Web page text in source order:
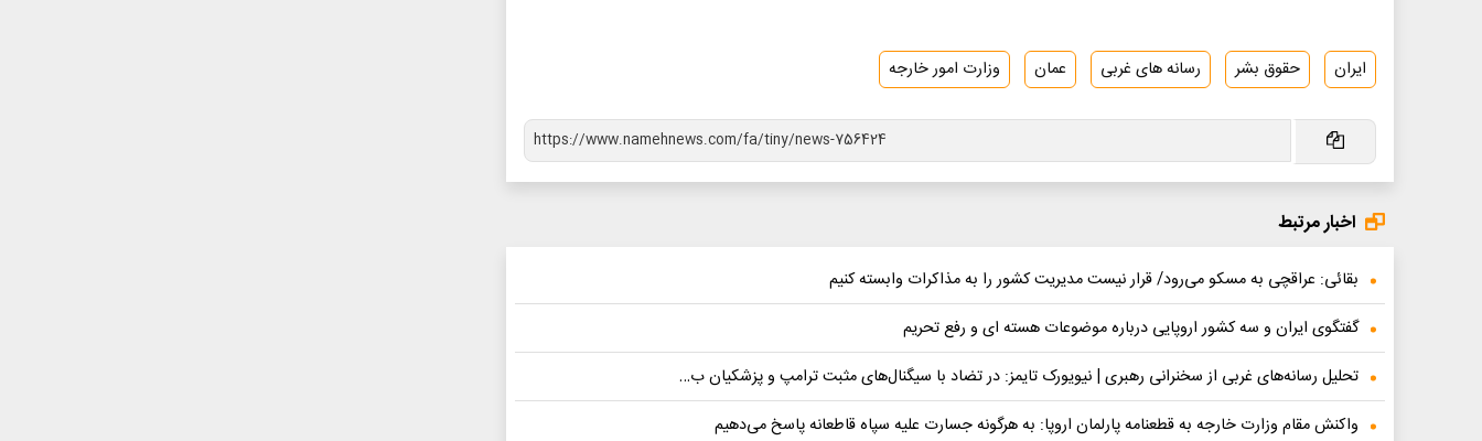
ایران حقوق بشر رسانه های غربی عمان وزارت امور خارجه
اخبار مرتبط
بقائی: عراقچی به مسکو می‌رود/ قرار نیست مدیریت کشور را به مذاکرات وابسته کنیم
گفتگوی ایران و سه کشور اروپایی درباره موضوعات هسته ای و رفع تحریم
تحلیل رسانه‌های غربی از سخنرانی رهبری | نیویورک تایمز: در تضاد با سیگنال‌های مثبت ترامپ و پزشکیان ب…
واکنش مقام وزارت خارجه به قطعنامه پارلمان اروپا: به هرگونه جسارت علیه سپاه قاطعانه پاسخ می‌دهیم